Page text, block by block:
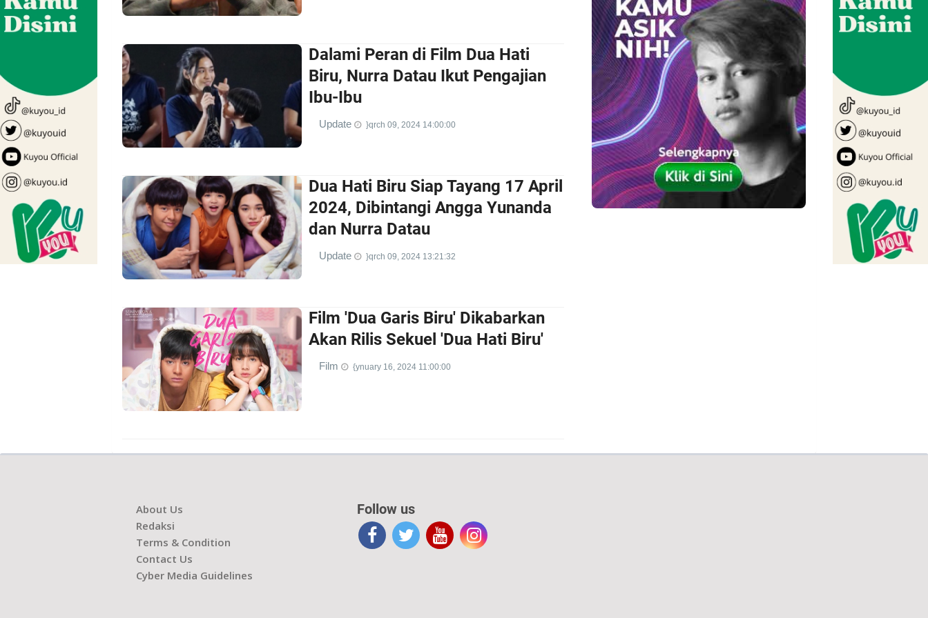
Dalami Peran di Film Dua Hati
Biru, Nurra Datau Ikut Pengajian
Ibu-Ibu
Update }qrch 09, 2024 14:00:00
Dua Hati Biru Siap Tayang 17 April
2024, Dibintangi Angga Yunanda
dan Nurra Datau
Update }qrch 09, 2024 13:21:32
Film 'Dua Garis Biru' Dikabarkan
Akan Rilis Sekuel 'Dua Hati Biru'
Film {ynuary 16, 2024 11:00:00
About Us
Redaksi
Terms & Condition
Contact Us
Cyber Media Guidelines
Follow us